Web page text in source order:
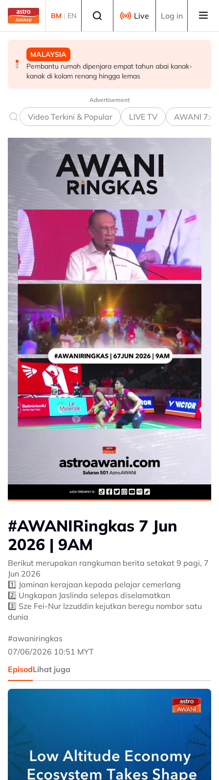
Skip to main content
BM | EN Live Log in
MALAYSIA
Pembantu rumah dipenjara empat tahun abai kanak-
kanak di kolam renang hingga lemas
POLITIK
RCI Tabung Haji: 'Jika tidak boleh sanggah fakta, jangan
main sentimen rakyat' - AMK
POLITIK
Exco Negeri Sembilan: Risiko kemungkinan wujud 'dua
pusat pengaruh' - Mujibu
Advertisement
Video Terkini & Popular LIVE TV AWANI
#AWANIRingkas 7 Jun
2026 | 9AM
Berikut merupakan rangkuman berita setakat 9 pagi, 7
Jun 2026
1️⃣ Jaminan kerajaan kepada pelajar cemerlang
2️⃣ Ungkapan Jaslinda selepas diselamatkan
3️⃣ Sze Fei-Nur Izzuddin kejutkan beregu nombor satu
dunia
#awaniringkas
07/06/2026 10:51 MYT
EpisodLihat juga